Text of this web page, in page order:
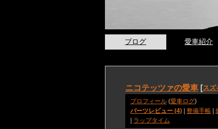
ブログ 愛車紹介
ニコテッツァの愛車 [スズ
プロフィール (愛車ログ)
パーツレビュー (4)
整備手帳
ラップタイム